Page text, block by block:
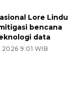
Lore Lindu
bencana
data
9:01 WIB